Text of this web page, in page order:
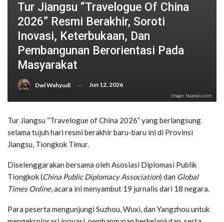
Tur Jiangsu “Travelogue Of China
2026” Resmi Berakhir, Soroti
Inovasi, Keterbukaan, Dan
Pembangunan Berorientasi Pada
Masyarakat
Dwi Wahyudi Jun 12, 2026
Image: huanqiu.com
Tur Jiangsu “Travelogue of China 2026” yang berlangsung
selama tujuh hari resmi berakhir baru-baru ini di Provinsi
Jiangsu, Tiongkok Timur.
Diselenggarakan bersama oleh Asosiasi Diplomasi Publik
Tiongkok (China Public Diplomacy Association) dan Global
Times Online, acara ini menyambut 19 jurnalis dari 18 negara.
Para peserta mengunjungi Suzhou, Wuxi, dan Yangzhou untuk